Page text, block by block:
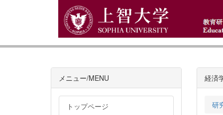
経済
研
メニュー/MENU
トップページ